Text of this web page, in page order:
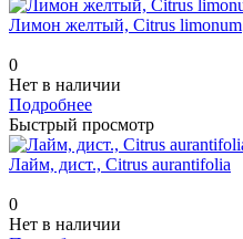
Лимон желтый, Citrus limonum
0
Нет в наличии
Подробнее
Быстрый просмотр
Лайм, дист., Citrus aurantifolia
0
Нет в наличии